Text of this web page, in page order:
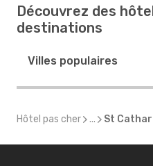
Découvrez des
destinations
Villes populaires
Hôtel pas cher ... St